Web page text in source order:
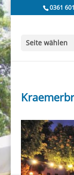
0361
Seite wählen